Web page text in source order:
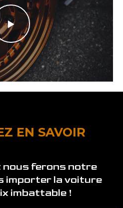
EN SAVOIR
nous ferons notre
importer la voiture
imbattable !